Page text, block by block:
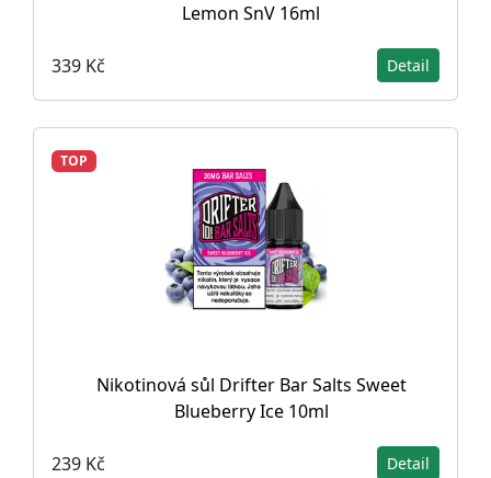
Lemon SnV 16ml
339 Kč Detail
TOP
Nikotinová sůl Drifter Bar Salts Sweet
Blueberry Ice 10ml
239 Kč Detail